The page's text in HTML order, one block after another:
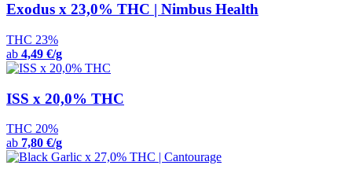
Exodus x 23,0% THC | Nimbus Health
THC 23%
ab 4,49 €/g
ISS x 20,0% THC
THC 20%
ab 7,80 €/g